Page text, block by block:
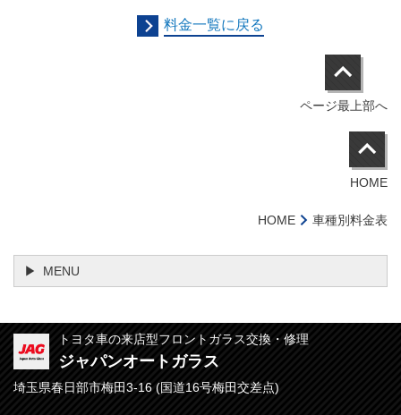
料金一覧に戻る
ページ最上部へ
HOME
HOME 車種別料金表
MENU
トヨタ車の来店型フロントガラス交換・修理
ジャパンオートガラス
埼玉県春日部市梅田3-16 (国道16号梅田交差点)